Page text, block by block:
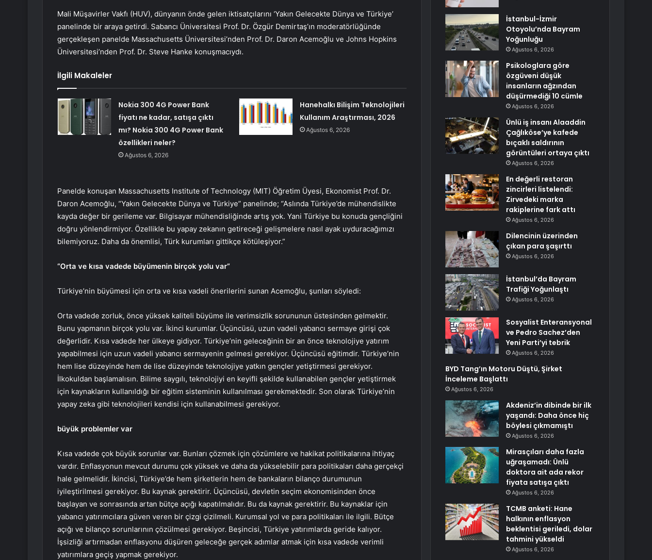
Mali Müşavirler Vakfı (HUV), dünyanın önde gelen iktisatçılarını ‘Yakın Gelecekte Dünya ve Türkiye’
panelinde bir araya getirdi. Sabancı Üniversitesi Prof. Dr. Özgür Demirtaş’ın moderatörlüğünde
gerçekleşen panelde Massachusetts Üniversitesi’nden Prof. Dr. Daron Acemoğlu ve Johns Hopkins
Üniversitesi’nden Prof. Dr. Steve Hanke konuşmacıydı.
İlgili Makaleler
Nokia 300 4G Power Bank
fiyatı ne kadar, satışa çıktı
mı? Nokia 300 4G Power Bank
özellikleri neler?
Ağustos 6, 2026
Hanehalkı Bilişim Teknolojileri
Kullanım Araştırması, 2026
Ağustos 6, 2026
Panelde konuşan Massachusetts Institute of Technology (MIT) Öğretim Üyesi, Ekonomist Prof. Dr.
Daron Acemoğlu, “Yakın Gelecekte Dünya ve Türkiye” panelinde; “Aslında Türkiye’de mühendislikte
kayda değer bir gerileme var. Bilgisayar mühendisliğinde artış yok. Yani Türkiye bu konuda gençliğini
doğru yönlendirmiyor. Özellikle bu yapay zekanın getireceği gelişmelere nasıl ayak uyduracağımızı
bilemiyoruz. Daha da önemlisi, Türk kurumları gittikçe kötüleşiyor.”
“Orta ve kısa vadede büyümenin birçok yolu var”
Türkiye’nin büyümesi için orta ve kısa vadeli önerilerini sunan Acemoğlu, şunları söyledi:
Orta vadede zorluk, önce yüksek kaliteli büyüme ile verimsizlik sorununun üstesinden gelmektir.
Bunu yapmanın birçok yolu var. İkinci kurumlar. Üçüncüsü, uzun vadeli yabancı sermaye girişi çok
değerlidir. Kısa vadede her ülkeye gidiyor. Türkiye’nin geleceğinin bir an önce teknolojiye yatırım
yapabilmesi için uzun vadeli yabancı sermayenin gelmesi gerekiyor. Üçüncüsü eğitimdir. Türkiye’nin
hem lise düzeyinde hem de lise düzeyinde teknolojiye yatkın gençler yetiştirmesi gerekiyor.
İlkokuldan başlamalısın. Bilime saygılı, teknolojiyi en keyifli şekilde kullanabilen gençler yetiştirmek
için kaynakların kullanıldığı bir eğitim sisteminin kullanılması gerekmektedir. Son olarak Türkiye’nin
yapay zeka gibi teknolojileri kendisi için kullanabilmesi gerekiyor.
büyük problemler var
Kısa vadede çok büyük sorunlar var. Bunları çözmek için çözümlere ve hakikat politikalarına ihtiyaç
vardır. Enflasyonun mevcut durumu çok yüksek ve daha da yükselebilir para politikaları daha gerçekçi
hale gelmelidir. İkincisi, Türkiye’de hem şirketlerin hem de bankaların bilanço durumunun
iyileştirilmesi gerekiyor. Bu kaynak gerektirir. Üçüncüsü, devletin seçim ekonomisinden önce
başlayan ve sonrasında artan bütçe açığı kapatılmalıdır. Bu da kaynak gerektirir. Bu kaynaklar için
yabancı yatırımcılara güven veren bir çizgi çizilmeli. Kurumsal yol ve para politikaları ile ilgili. Bütçe
açığı ve bilanço sorunlarının çözülmesi gerekiyor. Beşincisi, Türkiye yatırımlarda geride kalıyor.
İşsizliği artırmadan enflasyonu düşüren geleceğe gerçek adımlar atmak için kısa vadede verimli
yatırımlara geçiş yapmak gerekiyor.
İstanbul-İzmir
Otoyolu’nda Bayram
Yoğunluğu
Ağustos 6, 2026
Psikologlara göre
özgüveni düşük
insanların ağzından
düşürmediği 10 cümle
Ağustos 6, 2026
Ünlü iş insanı Alaaddin
Çağlıköse’ye kafede
bıçaklı saldırının
görüntüleri ortaya çıktı
Ağustos 6, 2026
En değerli restoran
zincirleri listelendi:
Zirvedeki marka
rakiplerine fark attı
Ağustos 6, 2026
Dilencinin üzerinden
çıkan para şaşırttı
Ağustos 6, 2026
İstanbul’da Bayram
Trafiği Yoğunlaştı
Ağustos 6, 2026
Sosyalist Enteransyonal
ve Pedro Sachez’den
Yeni Parti’yi tebrik
Ağustos 6, 2026
BYD Tang’ın Motoru Düştü, Şirket
İnceleme Başlattı
Ağustos 6, 2026
Akdeniz’in dibinde bir ilk
yaşandı: Daha önce hiç
böylesi çıkmamıştı
Ağustos 6, 2026
Mirasçıları daha fazla
uğraşamadı: Ünlü
doktora ait ada rekor
fiyata satışa çıktı
Ağustos 6, 2026
TCMB anketi: Hane
halkının enflasyon
beklentisi geriledi, dolar
tahmini yükseldi
Ağustos 6, 2026